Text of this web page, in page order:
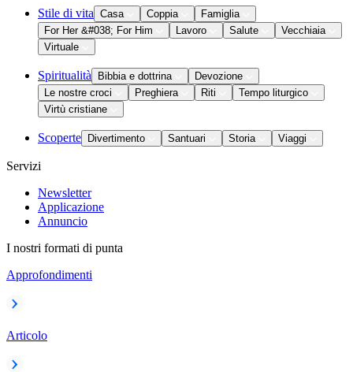
Stile di vita Casa Coppia
Famiglia
For Her &#038; For Him
Lavoro Salute
Vecchiaia
Virtuale
Spiritualità Bibbia e dottrina
Devozione
Le nostre croci
Preghiera Riti
Tempo liturgico
Virtù cristiane
Scoperte Divertimento Santuari Storia Viaggi
Servizi
Newsletter
Applicazione
Annuncio
I nostri formati di punta
Approfondimenti
Articolo